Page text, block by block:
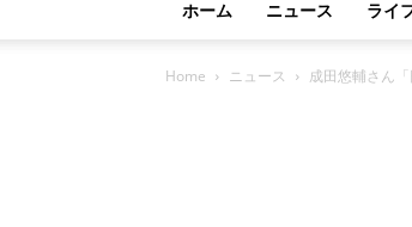
ホーム ニュース ライ
Home ニュース 成田悠輔さん